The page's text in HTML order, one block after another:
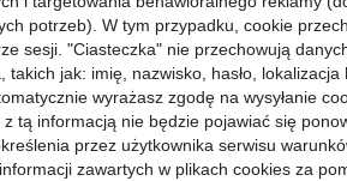
potrzeb). W tym przypadku, cookie
sesji. "Ciasteczka" nie przechowują
takich jak: imię, nazwisko, hasło,
wyrażasz zgodę na wysyłanie
tą informacją nie będzie pojawiać się
przez użytkownika serwisu
zawartych w plikach cookies za